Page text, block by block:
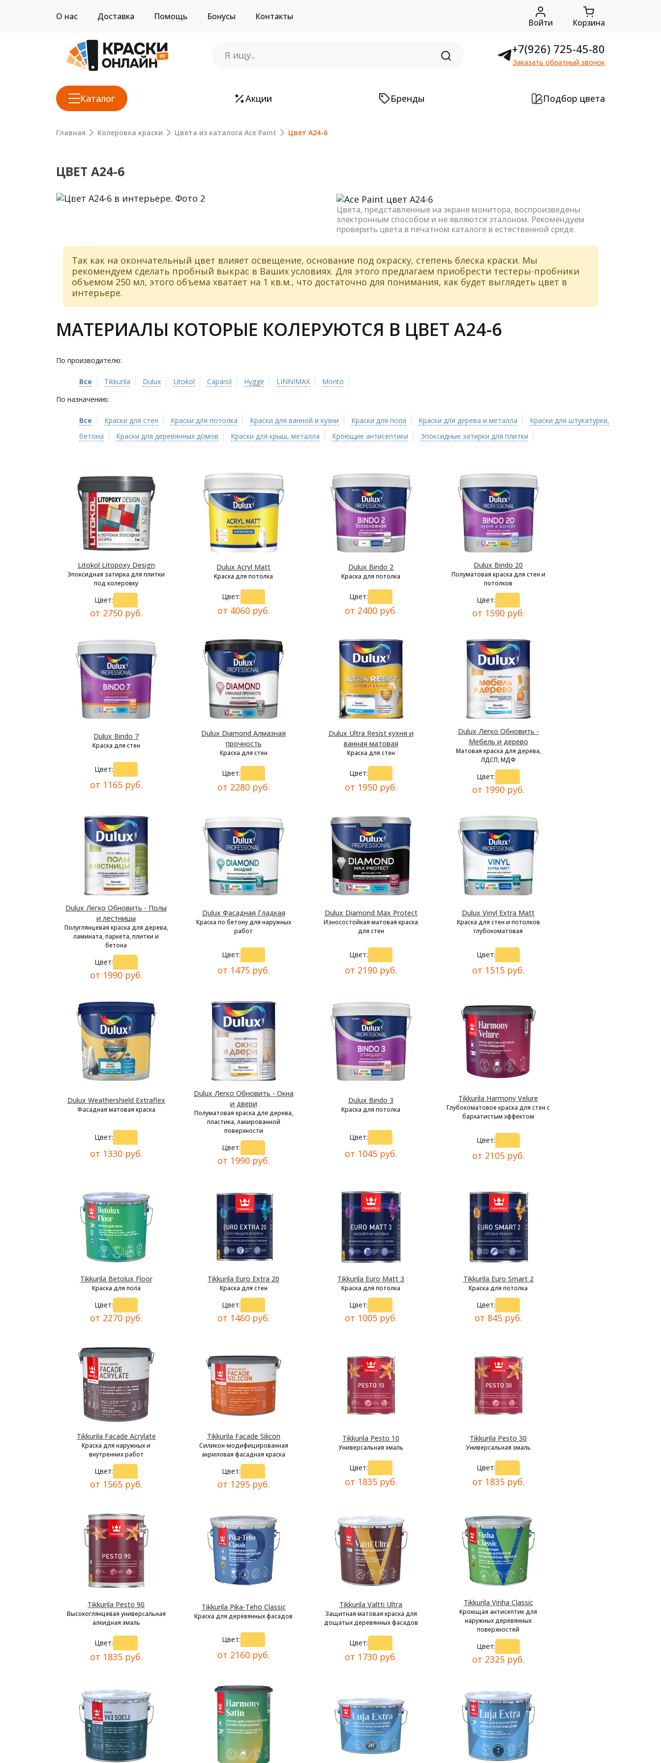
О нас Доставка Помощь Бонусы Контакты
Войти Корзина
+7(926) 725-45-80
Заказать обратный звонок
Каталог Акции Бренды Подбор цвета
Главная Колеровка краски Цвета из каталога Ace Paint Цвет A24-6
ЦВЕТ A24-6
Previous
Цвета, представленные на экране монитора, воспроизведены
электронным способом и не являются эталоном. Рекомендуем
проверить цвета в печатном каталоге в естественной среде.
Так как на окончательный цвет влияет освещение, основание под окраску, степень блеска краски. Мы
рекомендуем сделать пробный выкрас в Ваших условиях. Для этого предлагаем приобрести тестеры-пробники
объемом 250 мл, этого объема хватает на 1 кв.м., что достаточно для понимания, как будет выглядеть цвет в
интерьере.
МАТЕРИАЛЫ КОТОРЫЕ КОЛЕРУЮТСЯ В ЦВЕТ A24-6
По производителю:
Все Tikkurila Dulux Litokol Caparol Hygge LINNIMAX
Monto
По назначению:
Все Краски для стен Краски для потолка Краски для ванной и кухни Краски для пола Краски для дерева и металла
Краски для штукатурки,
бетона
Краски для деревянных домов Краски для крыш, металла Кроющие антисептики Эпоксидные затирки для плитки
Litokol Litopoxy Design
Эпоксидная затирка для плитки
под колеровку
Цвет:
от 2750 руб.
Dulux Acryl Matt
Краска для потолка
Цвет:
от 4060 руб.
Dulux Bindo 2
Краска для потолка
Цвет:
от 2400 руб.
Dulux Bindo 20
Полуматовая краска для стен и
потолков
Цвет:
от 1590 руб.
Dulux Bindo 7
Краска для стен
Цвет:
от 1165 руб.
Dulux Diamond Алмазная
прочность
Краска для стен
Цвет:
от 2280 руб.
Dulux Ultra Resist кухня и
ванная матовая
Краска для стен
Цвет:
от 1950 руб.
Dulux Легко Обновить -
Мебель и дерево
Матовая краска для дерева,
ЛДСП, МДФ
Цвет:
от 1990 руб.
Dulux Легко Обновить - Полы
и лестницы
Полуглянцевая краска для дерева,
ламината, паркета, плитки и
бетона
Цвет:
от 1990 руб.
Dulux Фасадная Гладкая
Краска по бетону для наружных
работ
Цвет:
от 1475 руб.
Dulux Diamond Max Protect
Износостойкая матовая краска
для стен
Цвет:
от 2190 руб.
Dulux Vinyl Extra Matt
Краска для стен и потолков
глубокоматовая
Цвет:
от 1515 руб.
Dulux Weathershield Extraflex
Фасадная матовая краска
Цвет:
от 1330 руб.
Dulux Легко Обновить - Окна
и двери
Полуматовая краска для дерева,
пластика, лакированной
поверхности
Цвет:
от 1990 руб.
Dulux Bindo 3
Краска для потолка
Цвет:
от 1045 руб.
Tikkurila Harmony Velure
Глубокоматовое краска для стен с
бархатистым эффектом
Цвет:
от 2105 руб.
Tikkurila Betolux Floor
Краска для пола
Цвет:
от 2270 руб.
Tikkurila Euro Extra 20
Краска для стен
Цвет:
от 1460 руб.
Tikkurila Euro Matt 3
Краска для потолка
Цвет:
от 1005 руб.
Tikkurila Euro Smart 2
Краска для потолка
Цвет:
от 845 руб.
Tikkurila Facade Acrylate
Краска для наружных и
внутренних работ
Цвет:
от 1565 руб.
Tikkurila Facade Silicon
Силикон-модифицированная
акриловая фасадная краска
Цвет:
от 1295 руб.
Tikkurila Pesto 10
Универсальная эмаль
Цвет:
от 1835 руб.
Tikkurila Pesto 30
Универсальная эмаль
Цвет:
от 1835 руб.
Tikkurila Pesto 90
Высокоглянцевая универсальная
алкидная эмаль
Цвет:
от 1835 руб.
Tikkurila Pika-Teho Classic
Краска для деревянных фасадов
Цвет:
от 2160 руб.
Tikkurila Valtti Ultra
Защитная матовая краска для
дощатых деревянных фасадов
Цвет:
от 1730 руб.
Tikkurila Vinha Classic
Кроющая антисептик для
наружных деревянных
поверхностей
Цвет:
от 2325 руб.